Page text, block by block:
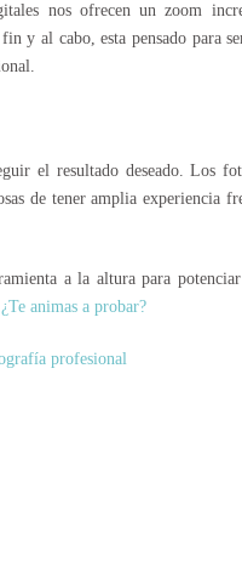
nos ofrecen un zoom
y al cabo, esta pensado para
.
el resultado deseado. Los
de tener amplia experiencia
a la altura para
¿Te animas a probar?
profesional